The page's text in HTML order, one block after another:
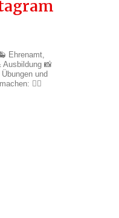
Ehrenamt,
Ausbildung 📸
und
👇🏼